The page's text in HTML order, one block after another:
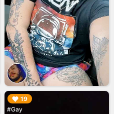
19
#Gay
▶︎